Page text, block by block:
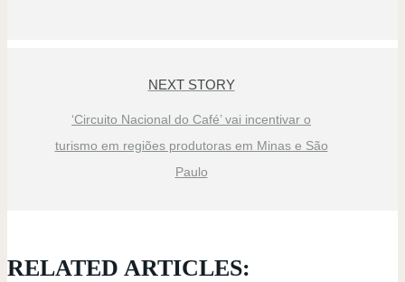
NEXT STORY
‘Circuito Nacional do Café’ vai incentivar o
turismo em regiões produtoras em Minas e São
Paulo
RELATED ARTICLES: